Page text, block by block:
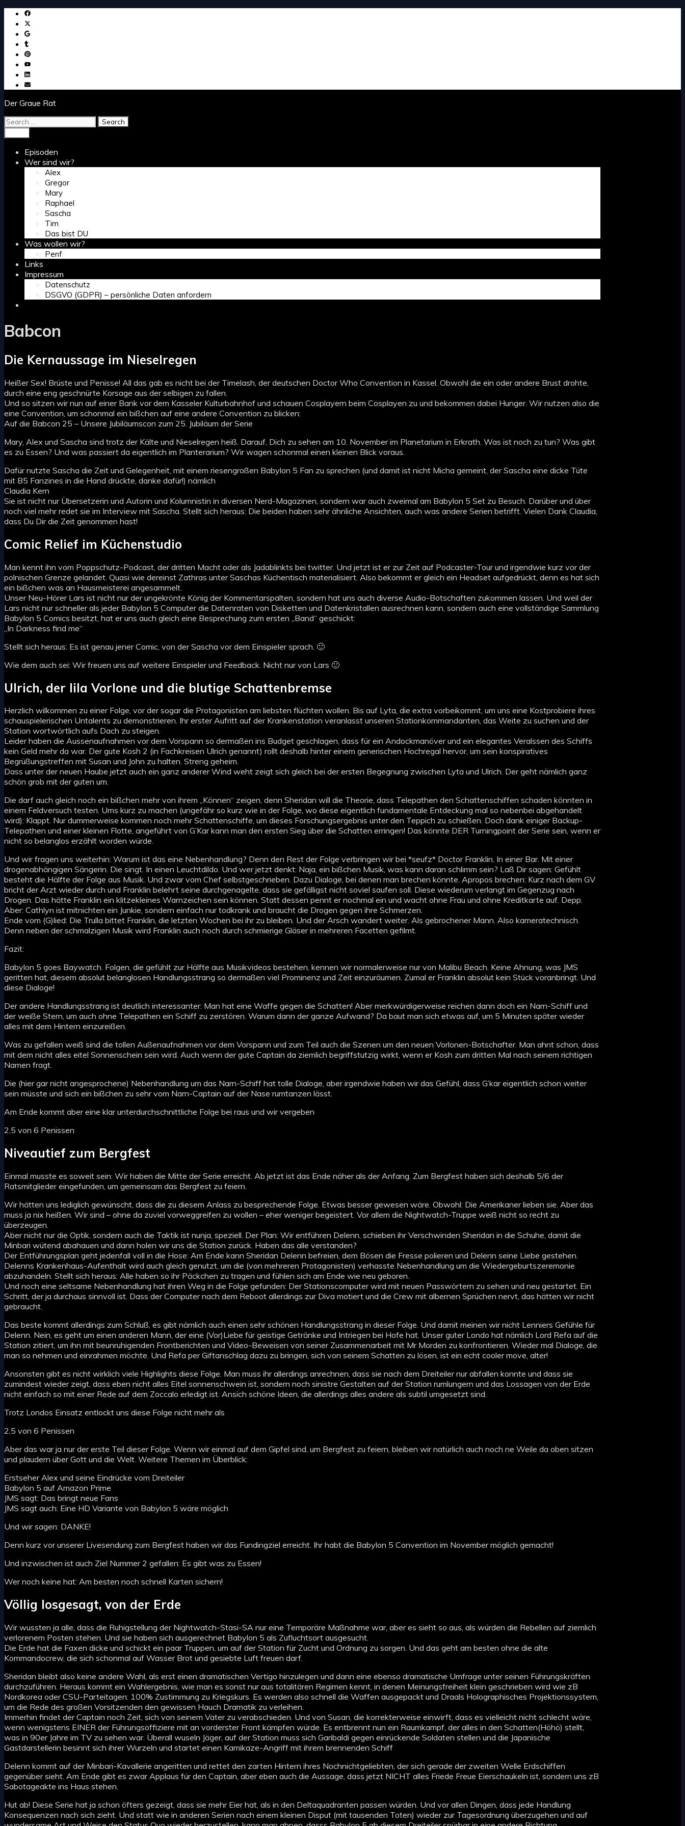
Skip
content
Der Graue Rat
Search
for:
Episoden
Wer sind wir?
Alex
Gregor
Mary
Raphael
Sascha
Tim
Das bist DU
Was wollen wir?
Penf
Links
Impressum
Datenschutz
DSGVO (GDPR) – persönliche Daten anfordern
Babcon
Die Kernaussage im Nieselregen
Heißer Sex! Brüste und Penisse! All das gab es nicht bei der Timelash, der deutschen Doctor Who Convention in Kassel. Obwohl die ein oder andere Brust drohte,
durch eine eng geschnürte Korsage aus der selbigen zu fallen.
Und so sitzen wir nun auf einer Bank vor dem Kasseler Kulturbahnhof und schauen Cosplayern beim Cosplayen zu und bekommen dabei Hunger. Wir nutzen also die
eine Convention, um schonmal ein bißchen auf eine andere Convention zu blicken:
Auf die Babcon 25 – Unsere Jubiläumscon zum 25. Jubiläum der Serie
Mary, Alex und Sascha sind trotz der Kälte und Nieselregen heiß. Darauf, Dich zu sehen am 10. November im Planetarium in Erkrath. Was ist noch zu tun? Was gibt
es zu Essen? Und was passiert da eigentlich im Planterarium? Wir wagen schonmal einen kleinen Blick voraus.
Dafür nutzte Sascha die Zeit und Gelegenheit, mit einem riesengroßen Babylon 5 Fan zu sprechen (und damit ist nicht Micha gemeint, der Sascha eine dicke Tüte
mit B5 Fanzines in die Hand drückte, danke dafür!) nämlich
Claudia Kern
Sie ist nicht nur Übersetzerin und Autorin und Kolumnistin in diversen Nerd-Magazinen, sondern war auch zweimal am Babylon 5 Set zu Besuch. Darüber und über
noch viel mehr redet sie im Interview mit Sascha. Stellt sich heraus: Die beiden haben sehr ähnliche Ansichten, auch was andere Serien betrifft. Vielen Dank Claudia,
dass Du Dir die Zeit genommen hast!
Comic Relief im Küchenstudio
Man kennt ihn vom Poppschutz-Podcast, der dritten Macht oder als Jadablinkts bei twitter. Und jetzt ist er zur Zeit auf Podcaster-Tour und irgendwie kurz vor der
polnischen Grenze gelandet. Quasi wie dereinst Zathras unter Saschas Küchentisch materialisiert. Also bekommt er gleich ein Headset aufgedrückt, denn es hat sich
ein bißchen was an Hausmeisterei angesammelt.
Unser Neu-Hörer Lars ist nicht nur der ungekrönte König der Kommentarspalten, sondern hat uns auch diverse Audio-Botschaften zukommen lassen. Und weil der
Lars nicht nur schneller als jeder Babylon 5 Computer die Datenraten von Disketten und Datenkristallen ausrechnen kann, sondern auch eine vollständige Sammlung
Babylon 5 Comics besitzt, hat er uns auch gleich eine Besprechung zum ersten „Band“ geschickt:
„In Darkness find me“
Stellt sich heraus: Es ist genau jener Comic, von der Sascha vor dem Einspieler sprach. 🙂
Wie dem auch sei: Wir freuen uns auf weitere Einspieler und Feedback. Nicht nur von Lars 🙂
Ulrich, der lila Vorlone und die blutige Schattenbremse
Herzlich wilkommen zu einer Folge, vor der sogar die Protagonisten am liebsten flüchten wollen. Bis auf Lyta, die extra vorbeikommt, um uns eine Kostprobiere ihres
schauspielerischen Untalents zu demonstrieren. Ihr erster Aufritt auf der Krankenstation veranlasst unseren Stationkommandanten, das Weite zu suchen und der
Station wortwörtlich aufs Dach zu steigen.
Leider haben die Aussenaufnahmen vor dem Vorspann so dermaßen ins Budget geschlagen, dass für ein Andockmanöver und ein elegantes Veralssen des Schiffs
kein Geld mehr da war. Der gute Kosh 2 (in Fachkreisen Ulrich genannt) rollt deshalb hinter einem generischen Hochregal hervor, um sein konspiratives
Begrüßungstreffen mit Susan und John zu halten. Streng geheim.
Dass unter der neuen Haube jetzt auch ein ganz anderer Wind weht zeigt sich gleich bei der ersten Begegnung zwischen Lyta und Ulrich. Der geht nämlich ganz
schön grob mit der guten um.
Die darf auch gleich noch ein bißchen mehr von ihrem „Können“ zeigen, denn Sheridan will die Theorie, dass Telepathen den Schattenschiffen schaden könnten in
einem Feldversuch testen. Ums kurz zu machen (ungefähr so kurz wie in der Folge, wo diese eigentlich fundamentale Entdeckung mal so nebenbei abgehandelt
wird): Klappt. Nur dummerweise kommen noch mehr Schattenschiffe, um dieses Forschungsergebnis unter den Teppich zu schießen. Doch dank einiger Backup-
Telepathen und einer kleinen Flotte, angeführt von G’Kar kann man den ersten Sieg über die Schatten erringen! Das könnte DER Turningpoint der Serie sein, wenn er
nicht so belanglos erzählt worden würde.
Und wir fragen uns weiterhin: Warum ist das eine Nebenhandlung? Denn den Rest der Folge verbringen wir bei *seufz* Doctor Franklin. In einer Bar. Mit einer
drogenabhängigen Sängerin. Die singt. In einen Leuchtdildo. Und wer jetzt denkt: Naja, ein bißchen Musik, was kann daran schlimm sein? Laß Dir sagen: Gefühlt
besteht die Hälfte der Folge aus Musik. Und zwar vom Chef selbstgeschrieben. Dazu Dialoge, bei denen man brechen könnte. Apropos brechen: Kurz nach dem GV
bricht der Arzt wieder durch und Franklin belehrt seine durchgenagelte, dass sie gefälligst nicht soviel saufen soll. Diese wiederum verlangt im Gegenzug nach
Drogen. Das hätte Franklin ein klitzekleines Warnzeichen sein können. Statt dessen pennt er nochmal ein und wacht ohne Frau und ohne Kreditkarte auf. Depp.
Aber: Cathlyn ist mitnichten ein Junkie, sondern einfach nur todkrank und braucht die Drogen gegen ihre Schmerzen.
Ende vom (G)lied: Die Trulla bittet Franklin, die letzten Wochen bei ihr zu bleiben. Und der Arsch wandert weiter. Als gebrochener Mann. Also kameratechnisch.
Denn neben der schmalzigen Musik wird Franklin auch noch durch schmierige Gläser in mehreren Facetten gefilmt.
Fazit:
Babylon 5 goes Baywatch. Folgen, die gefühlt zur Hälfte aus Musikvideos bestehen, kennen wir normalerweise nur von Malibu Beach. Keine Ahnung, was JMS
geritten hat, diesem absolut belanglosen Handlungsstrang so dermaßen viel Prominenz und Zeit einzuräumen. Zumal er Franklin absolut kein Stück voranbringt. Und
diese Dialoge!
Der andere Handlungsstrang ist deutlich interessanter: Man hat eine Waffe gegen die Schatten! Aber merkwürdigerweise reichen dann doch ein Narn-Schiff und
der weiße Stern, um auch ohne Telepathen ein Schiff zu zerstören. Warum dann der ganze Aufwand? Da baut man sich etwas auf, um 5 Minuten später wieder
alles mit dem Hintern einzureißen.
Was zu gefallen weiß sind die tollen Außenaufnahmen vor dem Vorspann und zum Teil auch die Szenen um den neuen Vorlonen-Botschafter. Man ahnt schon, dass
mit dem nicht alles eitel Sonnenschein sein wird. Auch wenn der gute Captain da ziemlich begriffstutzig wirkt, wenn er Kosh zum dritten Mal nach seinem richtigen
Namen fragt.
Die (hier gar nicht angesprochene) Nebenhandlung um das Narn-Schiff hat tolle Dialoge, aber irgendwie haben wir das Gefühl, dass G’kar eigentlich schon weiter
sein müsste und sich ein bißchen zu sehr vom Narn-Captain auf der Nase rumtanzen lässt.
Am Ende kommt aber eine klar unterdurchschnittliche Folge bei raus und wir vergeben
2,5 von 6 Penissen
Niveautief zum Bergfest
Einmal musste es soweit sein: Wir haben die Mitte der Serie erreicht. Ab jetzt ist das Ende näher als der Anfang. Zum Bergfest haben sich deshalb 5/6 der
Ratsmitglieder eingefunden, um gemeinsam das Bergfest zu feiern.
Wir hätten uns lediglich gewünscht, dass die zu diesem Anlass zu besprechende Folge. Etwas besser gewesen wäre. Obwohl: Die Amerikaner lieben sie. Aber das
muss ja nix heißen. Wir sind – ohne da zuviel vorweggreifen zu wollen – eher weniger begeistert. Vor allem die Nightwatch-Truppe weiß nicht so recht zu
überzeugen.
Aber nicht nur die Optik, sondern auch die Taktik ist nunja, speziell. Der Plan: Wir entführen Delenn, schieben ihr Verschwinden Sheridan in die Schuhe, damit die
Minbari wütend abahauen und dann holen wir uns die Station zurück. Haben das alle verstanden?
Der Entführungsplan geht jedenfall voll in die Hose: Am Ende kann Sheridan Delenn befreien, dem Bösen die Fresse polieren und Delenn seine Liebe gestehen.
Delenns Krankenhaus-Aufenthalt wird auch gleich genutzt, um die (von mehreren Protagonisten) verhasste Nebenhandlung um die Wiedergeburtszeremonie
abzuhandeln. Stellt sich heraus: Alle haben so ihr Päckchen zu tragen und fühlen sich am Ende wie neu geboren.
Und noch eine seltsame Nebenhandlung hat ihren Weg in die Folge gefunden: Der Stationscomputer wird mit neuen Passwörtern zu sehen und neu gestartet. Ein
Schritt, der ja durchaus sinnvoll ist. Dass der Computer nach dem Reboot allerdings zur Diva motiert und die Crew mit albernen Sprüchen nervt, das hätten wir nicht
gebraucht.
Das beste kommt allerdings zum Schluß, es gibt nämlich auch einen sehr schönen Handlungsstrang in dieser Folge. Und damit meinen wir nicht Lenniers Gefühle für
Delenn. Nein, es geht um einen anderen Mann, der eine (Vor)Liebe für geistige Getränke und Intriegen bei Hofe hat. Unser guter Londo hat nämlich Lord Refa auf die
Station zitiert, um ihn mit beunruhigenden Frontberichten und Video-Beweisen von seiner Zusammenarbeit mit Mr Morden zu konfrontieren. Wieder mal Dialoge, die
man so nehmen und einrahmen möchte. Und Refa per Giftanschlag dazu zu bringen, sich von seinem Schatten zu lösen, ist ein echt cooler move, alter!
Ansonsten gibt es nicht wirklich viele Highlights diese Folge. Man muss ihr allerdings anrechnen, dass sie nach dem Dreiteiler nur abfallen konnte und dass sie
zumindest wieder zeigt, dass eben nicht alles Eitel sonnenschwein ist, sondern noch sinistre Gestalten auf der Station rumlungern und das Lossagen von der Erde
nicht einfach so mit einer Rede auf dem Zoccalo erledigt ist. Ansich schöne Ideen, die allerdings alles andere als subtil umgesetzt sind.
Trotz Londos Einsatz entlockt uns diese Folge nicht mehr als
2,5 von 6 Penissen
Aber das war ja nur der erste Teil dieser Folge. Wenn wir einmal auf dem Gipfel sind, um Bergfest zu feiern, bleiben wir natürlich auch noch ne Weile da oben sitzen
und plaudern über Gott und die Welt. Weitere Themen im Überblick:
Erstseher Alex und seine Eindrücke vom Dreiteiler
Babylon 5 auf Amazon Prime
JMS sagt: Das bringt neue Fans
JMS sagt auch: Eine HD Variante von Babylon 5 wäre möglich
Und wir sagen: DANKE!
Denn kurz vor unserer Livesendung zum Bergfest haben wir das Fundingziel erreicht. Ihr habt die Babylon 5 Convention im November möglich gemacht!
Und inzwischen ist auch Ziel Nummer 2 gefallen: Es gibt was zu Essen!
Wer noch keine hat: Am besten noch schnell Karten sichern!
Völlig losgesagt, von der Erde
Wir wussten ja alle, dass die Ruhigstellung der Nightwatch-Stasi-SA nur eine Temporäre Maßnahme war, aber es sieht so aus, als würden die Rebellen auf ziemlich
verlorenem Posten stehen. Und sie haben sich ausgerechnet Babylon 5 als Zufluchtsort ausgesucht.
Die Erde hat die Faxen dicke und schickt ein paar Truppen, um auf der Station für Zucht und Ordnung zu sorgen. Und das geht am besten ohne die alte
Kommandocrew, die sich schonmal auf Wasser Brot und gesiebte Luft freuen darf.
Sheridan bleibt also keine andere Wahl, als erst einen dramatischen Vertigo hinzulegen und dann eine ebenso dramatische Umfrage unter seinen Führungskräften
durchzuführen. Heraus kommt ein Wahlergebnis, wie man es sonst nur aus totalitären Regimen kennt, in denen Meinungsfreiheit klein geschrieben wird wie zB
Nordkorea oder CSU-Parteitagen: 100% Zustimmung zu Kriegskurs. Es werden also schnell die Waffen ausgepackt und Draals Holographisches Projektionssystem,
um die Rede des großen Vorsitzenden den gewissen Hauch Dramatik zu verleihen.
Immerhin findet der Captain noch Zeit, sich von seinem Vater zu verabschieden. Und von Susan, die korrekterweise einwirft, dass es vielleicht nicht schlecht wäre,
wenn wenigstens EINER der Führungsoffiziere mit an vorderster Front kämpfen würde. Es entbrennt nun ein Raumkampf, der alles in den Schatten(Höhö) stellt,
was in 90er Jahre im TV zu sehen war. Überall wuseln Jäger, auf der Station muss sich Garibaldi gegen einrückende Soldaten stellen und die Japanische
Gastdarstellerin besinnt sich ihrer Wurzeln und startet einen Kamikaze-Angriff mit ihrem brennenden Schiff
Delenn kommt auf der Minbari-Kavallerie angeritten und rettet den zarten Hintern ihres Nochnichtgeliebten, der sich gerade der zweiten Welle Erdschiffen
gegenüber sieht. Am Ende gibt es zwar Applaus für den Captain, aber eben auch die Aussage, dass jetzt NICHT alles Friede Freue Eierschaukeln ist, sondern uns zB
Sabotageakte ins Haus stehen.
Hut ab! Diese Serie hat ja schon öfters gezeigt, dass sie mehr Eier hat, als in den Deltaquadranten passen würden. Und vor allen Dingen, dass jede Handlung
Konsequenzen nach sich zieht. Und statt wie in anderen Serien nach einem kleinen Disput (mit tausenden Toten) wieder zur Tagesordnung überzugehen und auf